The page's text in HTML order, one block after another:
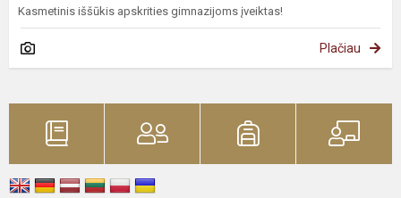
Kasmetinis iššūkis apskrities gimnazijoms įveiktas!
Plačiau